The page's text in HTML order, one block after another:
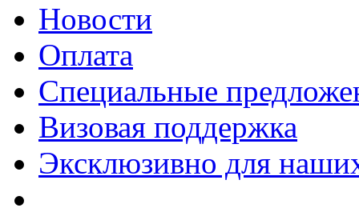
Новости
Оплата
Специальные
Визовая поддержка
Эксклюзивно для